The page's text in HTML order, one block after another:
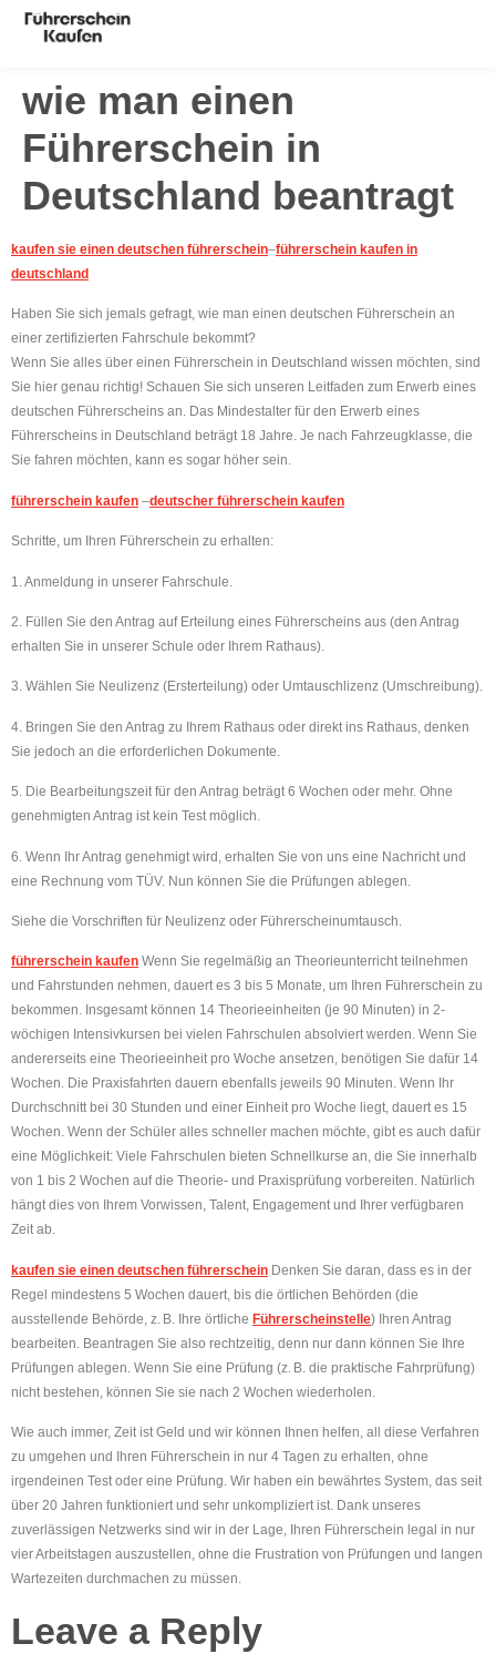
wie man einen
Führerschein in
Deutschland beantragt
kaufen sie einen deutschen führerschein–führerschein kaufen in
deutschland
Haben Sie sich jemals gefragt, wie man einen deutschen Führerschein an
einer zertifizierten Fahrschule bekommt?
Wenn Sie alles über einen Führerschein in Deutschland wissen möchten, sind
Sie hier genau richtig! Schauen Sie sich unseren Leitfaden zum Erwerb eines
deutschen Führerscheins an. Das Mindestalter für den Erwerb eines
Führerscheins in Deutschland beträgt 18 Jahre. Je nach Fahrzeugklasse, die
Sie fahren möchten, kann es sogar höher sein.
führerschein kaufen –deutscher führerschein kaufen
Schritte, um Ihren Führerschein zu erhalten:
1. Anmeldung in unserer Fahrschule.
2. Füllen Sie den Antrag auf Erteilung eines Führerscheins aus (den Antrag
erhalten Sie in unserer Schule oder Ihrem Rathaus).
3. Wählen Sie Neulizenz (Ersterteilung) oder Umtauschlizenz (Umschreibung).
4. Bringen Sie den Antrag zu Ihrem Rathaus oder direkt ins Rathaus, denken
Sie jedoch an die erforderlichen Dokumente.
5. Die Bearbeitungszeit für den Antrag beträgt 6 Wochen oder mehr. Ohne
genehmigten Antrag ist kein Test möglich.
6. Wenn Ihr Antrag genehmigt wird, erhalten Sie von uns eine Nachricht und
eine Rechnung vom TÜV. Nun können Sie die Prüfungen ablegen.
Siehe die Vorschriften für Neulizenz oder Führerscheinumtausch.
führerschein kaufen Wenn Sie regelmäßig an Theorieunterricht teilnehmen
und Fahrstunden nehmen, dauert es 3 bis 5 Monate, um Ihren Führerschein zu
bekommen. Insgesamt können 14 Theorieeinheiten (je 90 Minuten) in 2-
wöchigen Intensivkursen bei vielen Fahrschulen absolviert werden. Wenn Sie
andererseits eine Theorieeinheit pro Woche ansetzen, benötigen Sie dafür 14
Wochen. Die Praxisfahrten dauern ebenfalls jeweils 90 Minuten. Wenn Ihr
Durchschnitt bei 30 Stunden und einer Einheit pro Woche liegt, dauert es 15
Wochen. Wenn der Schüler alles schneller machen möchte, gibt es auch dafür
eine Möglichkeit: Viele Fahrschulen bieten Schnellkurse an, die Sie innerhalb
von 1 bis 2 Wochen auf die Theorie- und Praxisprüfung vorbereiten. Natürlich
hängt dies von Ihrem Vorwissen, Talent, Engagement und Ihrer verfügbaren
Zeit ab.
kaufen sie einen deutschen führerschein Denken Sie daran, dass es in der
Regel mindestens 5 Wochen dauert, bis die örtlichen Behörden (die
ausstellende Behörde, z. B. Ihre örtliche Führerscheinstelle) Ihren Antrag
bearbeiten. Beantragen Sie also rechtzeitig, denn nur dann können Sie Ihre
Prüfungen ablegen. Wenn Sie eine Prüfung (z. B. die praktische Fahrprüfung)
nicht bestehen, können Sie sie nach 2 Wochen wiederholen.
Wie auch immer, Zeit ist Geld und wir können Ihnen helfen, all diese Verfahren
zu umgehen und Ihren Führerschein in nur 4 Tagen zu erhalten, ohne
irgendeinen Test oder eine Prüfung. Wir haben ein bewährtes System, das seit
über 20 Jahren funktioniert und sehr unkompliziert ist. Dank unseres
zuverlässigen Netzwerks sind wir in der Lage, Ihren Führerschein legal in nur
vier Arbeitstagen auszustellen, ohne die Frustration von Prüfungen und langen
Wartezeiten durchmachen zu müssen.
Leave a Reply